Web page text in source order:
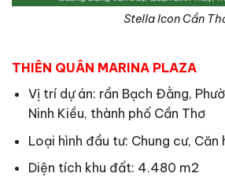
Stella Icon Cần
THIÊN QUÂN MARINA PLAZA
Vị trí dự án: rần Bạch Đằng,
Ninh Kiều, thành phố Cần Thơ
Loại hình đầu tư: Chung cư, Căn
Diện tích khu đất: 4.480 m2